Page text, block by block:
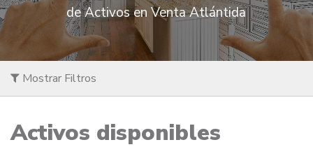
de Activos en Venta Atlántida
Mostrar Filtros
Activos disponibles